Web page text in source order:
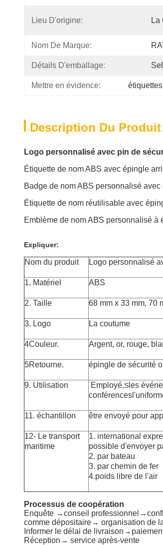
Lieu D'origine: La
Nom De Marque:
Détails D'emballage:
Mettre en évidence:
Description Du Produit
Logo personnalisé avec pin de
Étiquette de nom ABS avec épingle
Badge de nom ABS personnalisé
Étiquette de nom réutilisable avec
Emblème de nom ABS personnalisé à
Expliquer:
Nom du produit Logo personnalisé
1. Matériel ABS
2. Taille 68 mm x 33 mm, 70
3. Logo La coutume
4Couleur. Argent, or, rouge,
5Retourne. épingle de sécurité
9. Utilisation Employé,S les
conférences
11. échantillon être envoyé pour
12- Le transport
maritime
1. international
possible d'envoyer
2. par bateau
3. par chemin de fer
4.poids libre de l'air
Processus de coopération
Enquête →conseil
comme dépositaire→ organisation de
Informer le délai de
Réception→ service après-vente